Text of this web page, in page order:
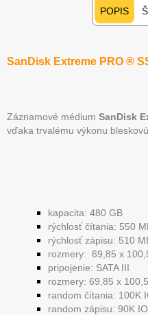
POPIS
SanDisk Extreme PRO ®
Záznamové médium SanDisk
vďaka trvalému výkonu
kapacita: 480 GB
rýchlosť čítania: 550
rýchlosť zápisu: 510
rozmery: 69,85 x
pripojenie: SATA III
rozmery: 69,85 x
random čítania: 100K
random zápisu: 90K